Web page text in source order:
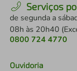
Serviços
de segunda a
08h às 20h40
0800 724 4770
Ouvidoria